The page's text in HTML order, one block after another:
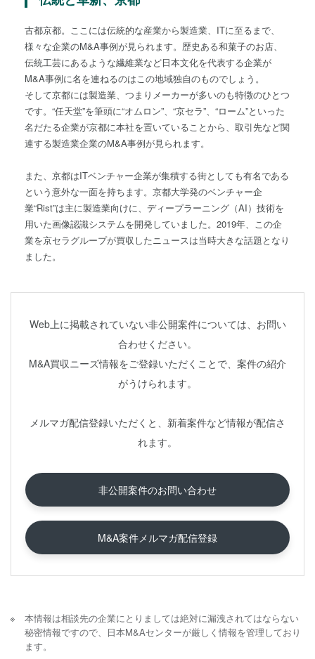
古都京都。ここには伝統的な産業から製造業、ITに至るまで、
様々な企業のM&A事例が見られます。歴史ある和菓子のお店、
伝統工芸にあるような繊維業など日本文化を代表する企業が
M&A事例に名を連ねるのはこの地域独自のものでしょう。
そして京都には製造業、つまりメーカーが多いのも特徴のひとつ
です。“任天堂”を筆頭に“オムロン”、“京セラ”、“ローム”といった
名だたる企業が京都に本社を置いていることから、取引先など関
連する製造業企業のM&A事例が見られます。
また、京都はITベンチャー企業が集積する街としても有名である
という意外な一面を持ちます。京都大学発のベンチャー企
業“Rist”は主に製造業向けに、ディープラーニング（AI）技術を
用いた画像認識システムを開発していました。2019年、この企
業を京セラグループが買収したニュースは当時大きな話題となり
ました。
Web上に掲載されていない非公開案件については、お問い
合わせください。
M&A買収ニーズ情報をご登録いただくことで、案件の紹介
がうけられます。
メルマガ配信登録いただくと、新着案件など情報が配信さ
れます。
非公開案件のお問い合わせ
M&A案件メルマガ配信登録
本情報は相談先の企業にとりましては絶対に漏洩されてはならない
秘密情報ですので、日本M&Aセンターが厳しく情報を管理しており
ます。